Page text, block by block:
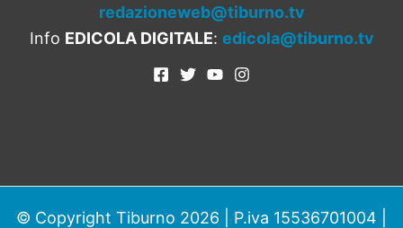
redazioneweb@tiburno.tv
Info EDICOLA DIGITALE: edicola@tiburno.tv
© Copyright Tiburno 2026 | P.iva 15536701004 |